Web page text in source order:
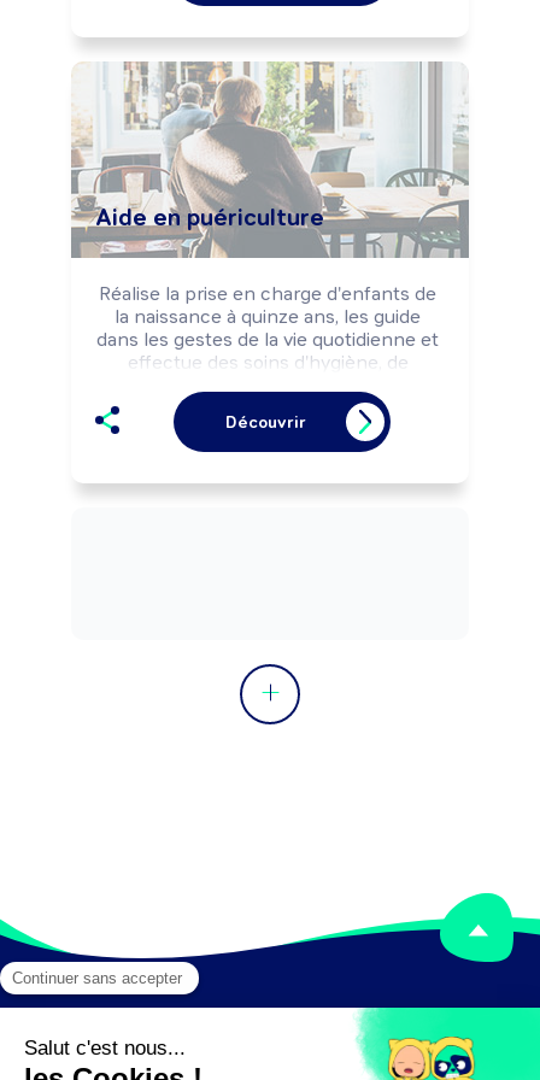
sécurité des biens et des personnes.
Aide en puériculture
Réalise la prise en charge d'enfants de
la naissance à quinze ans, les guide
dans les gestes de la vie quotidienne et
effectue des soins d'hygiène, de
être et leur développement.
Découvrir